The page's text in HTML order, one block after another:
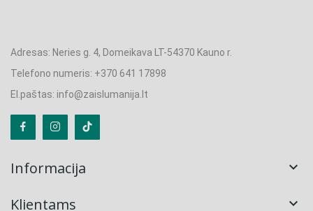
Adresas: Neries g. 4, Domeikava LT-54370 Kauno r.
Telefono numeris: +370 641 17898
El.paštas: info@zaislumanija.lt
Informacija 
Klientams 